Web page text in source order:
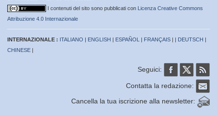
I contenuti del sito sono pubblicati con Licenza Creative Commons
Attribuzione 4.0 Internazionale
INTERNAZIONALE : ITALIANO | ENGLISH | ESPAÑOL | FRANÇAIS | | DEUTSCH |
CHINESE |
Seguici:
Contatta la redazione:
Cancella la tua iscrizione alla newsletter: